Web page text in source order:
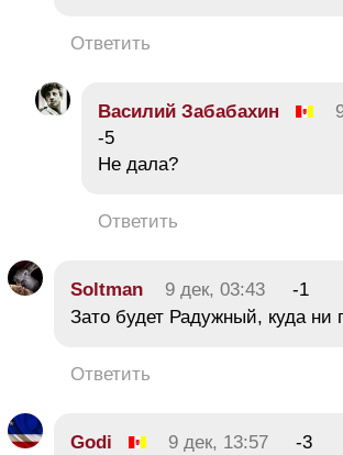
Ответить
Василий Забабахин
-5
Не дала?
Ответить
Soltman 9 дек, 03:43
-1
Зато будет Радужный, куда ни
Ответить
Godi 9 дек, 13:57
-3